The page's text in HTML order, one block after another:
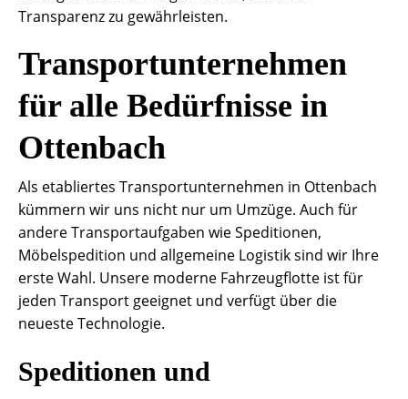
Transparenz zu gewährleisten.
Transportunternehmen
für alle Bedürfnisse in
Ottenbach
Als etabliertes Transportunternehmen in Ottenbach
kümmern wir uns nicht nur um Umzüge. Auch für
andere Transportaufgaben wie Speditionen,
Möbelspedition und allgemeine Logistik sind wir Ihre
erste Wahl. Unsere moderne Fahrzeugflotte ist für
jeden Transport geeignet und verfügt über die
neueste Technologie.
Speditionen und